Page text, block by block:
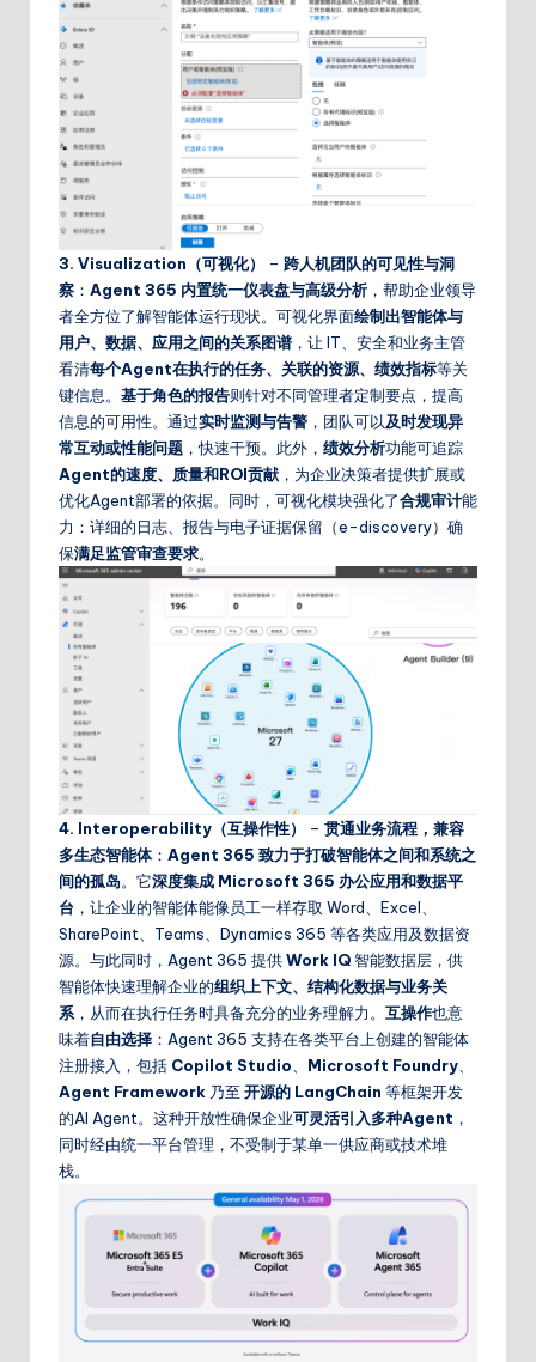
3. Visualization（可视化） – 跨人机团队的可见性与洞
察 ： Agent 365 内置统一仪表盘与高级分析 ，帮助企业领导
者全方位了解智能体运行现状。可视化界面绘制出智能体与
用户、数据、应用之间的关系图谱 ，让 IT、安全和业务主管
看清每个Agent在执行的任务、关联的资源、绩效指标等关
键信息。 基于角色的报告则针对不同管理者定制要点，提高
信息的可用性。通过实时监测与告警 ，团队可以及时发现异
常互动或性能问题 ，快速干预。此外， 绩效分析功能可追踪
Agent的速度、质量和ROI贡献 ，为企业决策者提供扩展或
优化Agent部署的依据。同时，可视化模块强化了合规审计能
力：详细的日志、报告与电子证据保留（e-discovery）确
保满足监管审查要求。
4. Interoperability（互操作性） – 贯通业务流程，兼容
多生态智能体： Agent 365 致力于打破智能体之间和系统之
间的孤岛。它深度集成 Microsoft 365 办公应用和数据平
台 ，让企业的智能体能像员工一样存取 Word、Excel、
SharePoint、Teams、Dynamics 365 等各类应用及数据资
源。与此同时，Agent 365 提供Work IQ智能数据层，供
智能体快速理解企业的组织上下文、结构化数据与业务关
系 ，从而在执行任务时具备充分的业务理解力。 互操作也意
味着自由选择 ：Agent 365 支持在各类平台上创建的智能体
注册接入，包括 Copilot Studio Microsoft Foundry
Agent Framework 乃至 开源的 LangChain 等框架开发
的AI Agent。这种开放性确保企业可灵活引入多种Agent ，
同时经由统一平台管理，不受制于某单一供应商或技术堆
栈。